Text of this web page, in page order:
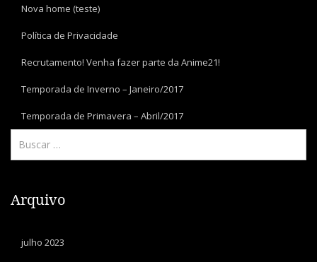
Nova home (teste)
Política de Privacidade
Recrutamento! Venha fazer parte da Anime21!
Temporada de Inverno – Janeiro/2017
Temporada de Primavera – Abril/2017
Arquivo
julho 2023